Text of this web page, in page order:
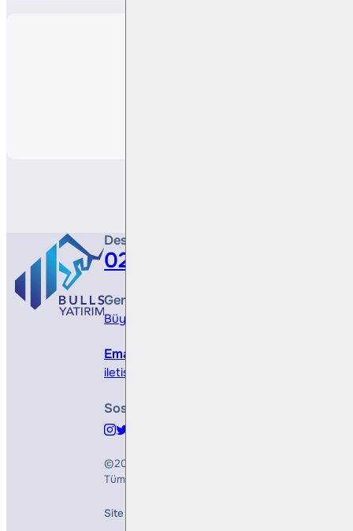
Destek Hattı
0212 410 0500
Genel Müdürlük
Büyükdere Cad. No 173, 1. Levent Plaza, B
Email
iletisim@bullsyatirim.com
Sosyal Medya
©2026
Tüm Hakları Saklıdır
Site Creation & Technology by